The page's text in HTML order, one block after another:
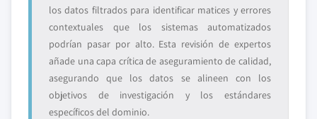
los datos filtrados para identificar matices y errores
contextuales que los sistemas automatizados
podrían pasar por alto. Esta revisión de expertos
añade una capa crítica de aseguramiento de calidad,
asegurando que los datos se alineen con los
objetivos de investigación y los estándares
específicos del dominio.